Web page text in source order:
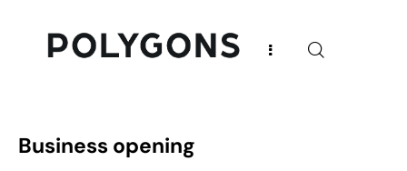
Business opening